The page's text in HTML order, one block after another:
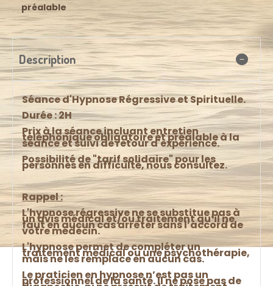
préalable
Description
Séance d'Hypnose Régressive et Spirituelle.
Durée : 2H
Prix à la séance incluant entretien
téléphonique obligatoire et préalable à la
séance et suivi de retour d'expérience.
Possibilité de "tarif solidaire" pour les
personnes en difficulté, nous consultez.
Rappel :
L'hypnose régressive ne se substitue pas à
un avis médical et/ou traitement qu’il ne
faut en aucun cas arrêter sans l’accord de
votre médecin.
L'hypnose permet de compléter un
traitement médical ou une psychothérapie,
mais ne les remplace en aucun cas.
Le praticien en hypnose n’est pas un
professionnel de la santé. Il ne pose pas de